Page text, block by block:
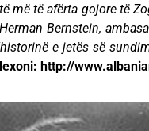
më të afërta gojore të
Bernstein,
e jetës së
http://